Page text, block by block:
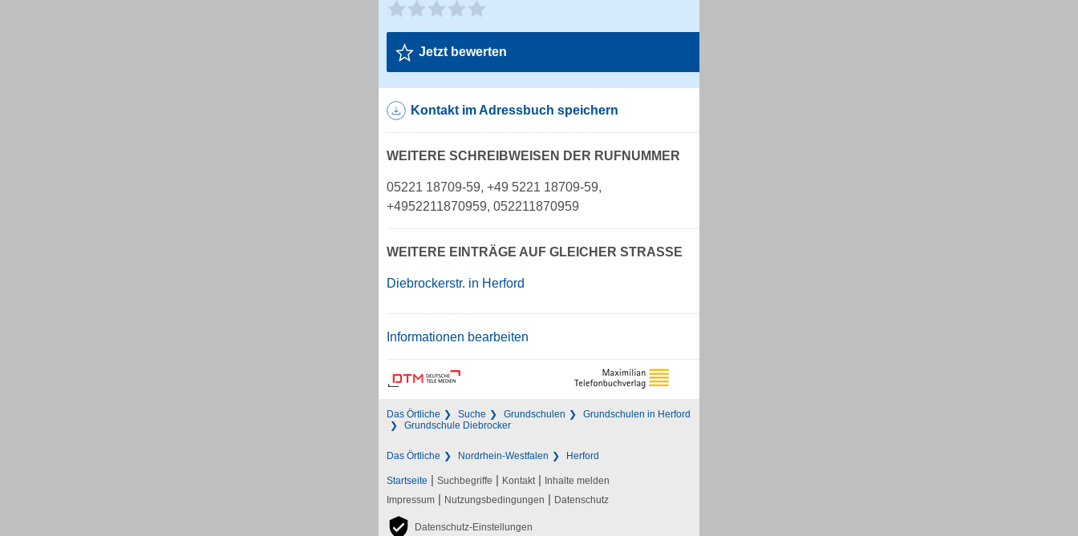
Jetzt bewerten
Kontakt im Adressbuch speichern
WEITERE SCHREIBWEISEN DER RUFNUMMER
05221 18709-59, +49 5221 18709-59,
+4952211870959, 052211870959
WEITERE EINTRÄGE AUF GLEICHER STRASSE
Diebrockerstr. in Herford
Informationen bearbeiten
Das Örtliche Suche Grundschulen
Grundschulen in Herford
Grundschule Diebrocker
Das Örtliche Nordrhein-Westfalen Herford
Startseite | Suchbegriffe | Kontakt | Inhalte melden
Impressum | Nutzungsbedingungen | Datenschutz
Datenschutz-Einstellungen